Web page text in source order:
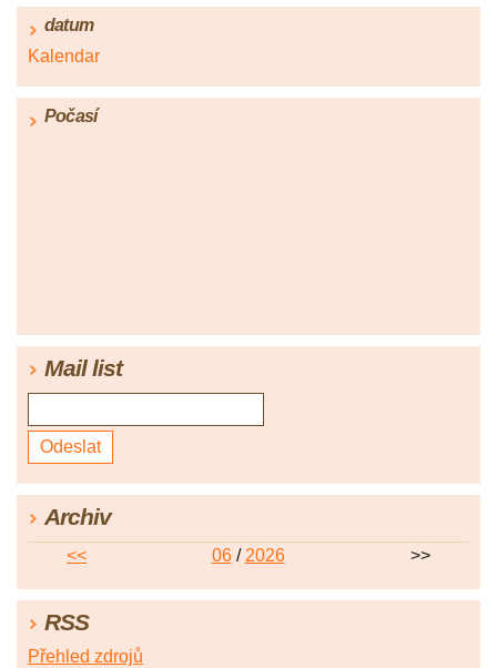
datum
Kalendar
Počasí
Mail list
Archiv
<< 06/ 2026 >>
RSS
Přehled zdrojů